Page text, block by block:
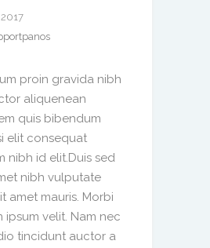
proin gravida nibh
aliquenean
quis bibendum
elit consequat
nibh id elit.Duis sed
nibh vulputate
amet mauris. Morbi
ipsum velit. Nam nec
tincidunt auctor a